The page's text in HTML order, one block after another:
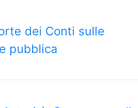
dei Conti sulle
pubblica